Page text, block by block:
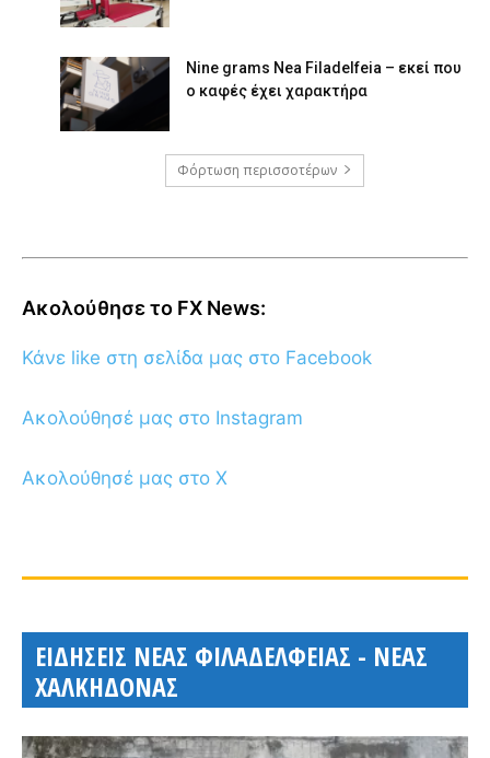
Nine grams Nea Filadelfeia – εκεί που
ο καφές έχει χαρακτήρα
Φόρτωση περισσοτέρων
Ακολούθησε το FX News:
Κάνε like στη σελίδα μας στο Facebook
Ακολούθησέ μας στο Instagram
Ακολούθησέ μας στο X
ΕΙΔΗΣΕΙΣ ΝΕΑΣ ΦΙΛΑΔΕΛΦΕΙΑΣ - ΝΕΑΣ
ΧΑΛΚΗΔΟΝΑΣ